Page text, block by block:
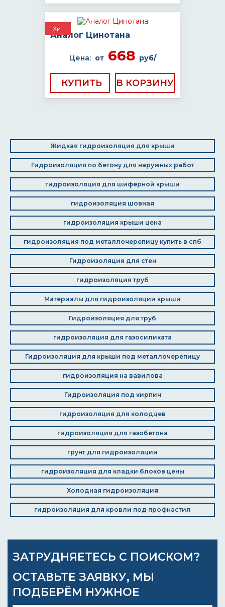
Хит
Аналог Цинотана
Цена: от668 руб/
КУПИТЬ
Жидкая гидроизоляция для крыши
Гидроизоляция по бетону для наружных работ
гидроизоляция для шиферной крыши
гидроизоляция шовная
гидроизоляция крыши цена
гидроизоляция под металлочерепицу купить в спб
Гидроизоляция для стен
гидроизоляция труб
Материалы для гидроизоляции крыши
Гидроизоляция для труб
гидроизоляция для газосиликата
Гидроизоляция для крыши под металлочерепицу
гидроизоляция на вавилова
Гидроизоляция под кирпич
гидроизоляция для колодцев
гидроизоляция для газобетона
грунт для гидроизоляции
гидроизоляция для кладки блоков цены
Холодная гидроизоляция
гидроизоляция для кровли под профнастил
ЗАТРУДНЯЕТЕСЬ С ПОИСКОМ?
ОСТАВЬТЕ ЗАЯВКУ, МЫ
ПОДБЕРЁМ НУЖНОЕ